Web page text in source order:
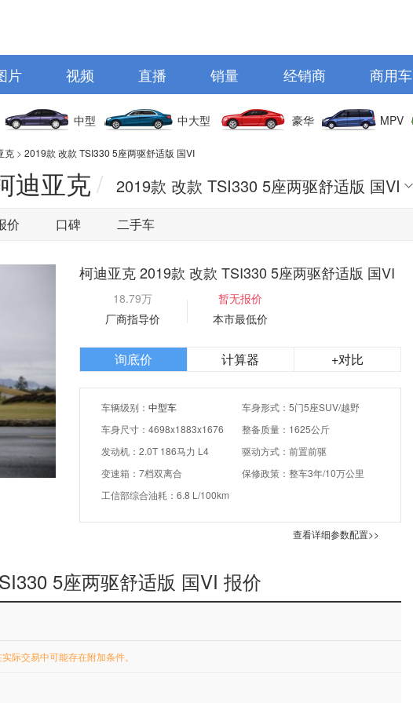
片 视频 直播 销量 经销商 商用车
中型 中大型 豪华 MPV
克 > 2019款 改款 TSI330 5座两驱舒适版 国VI
迪亚克/ 2019款 改款 TSI330 5座两驱舒适版 国VI
价 口碑 二手车
柯迪亚克 2019款 改款 TSI330 5座两驱舒适版 国VI
18.79万
厂商指导价
暂无报价
本市最低价
询底价 计算器 +对比
车辆级别： 中型车
车身形式：5门5座SUV/越野
车身尺寸：4698x1883x1676
整备质量：1625公斤
发动机：2.0T 186马力 L4
驱动方式：前置前驱
变速箱：7档双离合
保修政策：整车3年/10万公里
工信部综合油耗：6.8 L/100km
查看详细参数配置>>
5座两驱舒适版 国VI 报价
际交易中可能存在附加条件。